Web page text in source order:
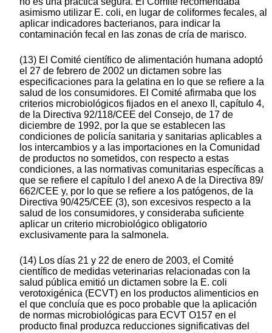
asimismo utilizar E. coli, en lugar de coliformes fecales, al
aplicar indicadores bacterianos, para indicar la
contaminación fecal en las zonas de cría de marisco.
(13) El Comité científico de alimentación humana adoptó
el 27 de febrero de 2002 un dictamen sobre las
especificaciones para la gelatina en lo que se refiere a la
salud de los consumidores. El Comité afirmaba que los
criterios microbiológicos fijados en el anexo II, capítulo 4,
de la Directiva 92/118/CEE del Consejo, de 17 de
diciembre de 1992, por la que se establecen las
condiciones de policía sanitaria y sanitarias aplicables a
los intercambios y a las importaciones en la Comunidad
de productos no sometidos, con respecto a estas
condiciones, a las normativas comunitarias específicas a
que se refiere el capítulo I del anexo A de la Directiva 89/
662/CEE y, por lo que se refiere a los patógenos, de la
Directiva 90/425/CEE (3), son excesivos respecto a la
salud de los consumidores, y consideraba suficiente
aplicar un criterio microbiológico obligatorio
exclusivamente para la salmonela.
(14) Los días 21 y 22 de enero de 2003, el Comité
científico de medidas veterinarias relacionadas con la
salud pública emitió un dictamen sobre la E. coli
verotoxigénica (ECVT) en los productos alimenticios en
el que concluía que es poco probable que la aplicación
de normas microbiológicas para ECVT O157 en el
producto final produzca reducciones significativas del